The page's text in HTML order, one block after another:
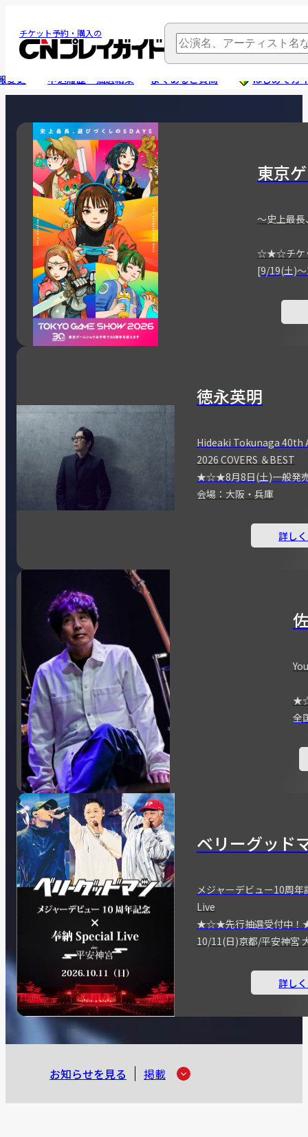
チケット予約・購入の
変更 申込履歴・抽選結果 よくあるご質問 はじめてガ
東京
～史上最長
☆★☆チケ
[9/19(土)
徳永英明
Hideaki Tokunaga 40th
2026 COVERS ＆BEST
★☆★8月8日(土)一般
会場：大阪・兵庫
詳し
全
ベリーグッド
メジャーデビュー10周
Live
★☆★先行抽選受付中
10/11(日)京都/平安神宮
詳し
お知らせを見る 掲載